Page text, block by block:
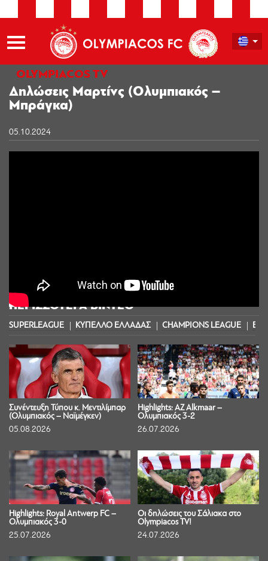
OLYMPIACOS TV
Δηλώσεις Μαρτίνς (Ολυμπιακός –
Μπράγκα)
05.10.2024
ΠΕΡΙΣΣΟΤΕΡΑ ΒΙΝΤΕΟ
SUPERLEAGUE ΚΥΠΕΛΛΟ ΕΛΛΑΔΑΣ CHAMPIONS LEAGUE
Συνέντευξη Τύπου κ. Μεντιλίμπαρ
(Ολυμπιακός – Ναϊμέγκεν)
05.08.2026
Highlights: AZ Alkmaar –
Ολυμπιακός 3-2
26.07.2026
Highlights: Royal Antwerp FC –
Ολυμπιακός 3-0
25.07.2026
Οι δηλώσεις του Σάλιακα στο
Olympiacos TV!
24.07.2026